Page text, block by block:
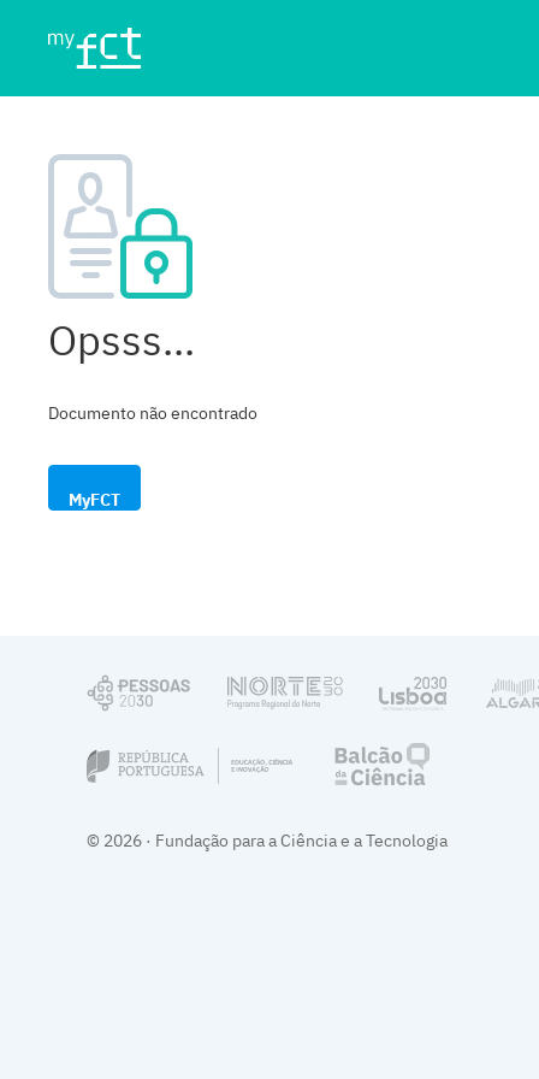
Opsss...
Documento não encontrado
© 2026 · Fundação para a Ciência e a Tecnologia